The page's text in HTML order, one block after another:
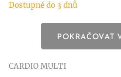
Dostupné do 3 dnů
POKRAČOVAT
CARDIO MULTI